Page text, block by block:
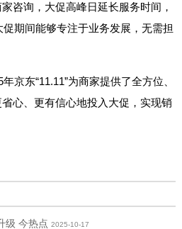
咨询，大促高峰日延长服务时间，
期间能够专注于业务发展，无需担
京东“11.11”为商家提供了全方位、
心、更有信心地投入大促，实现销
级 今热点 2025-10-17